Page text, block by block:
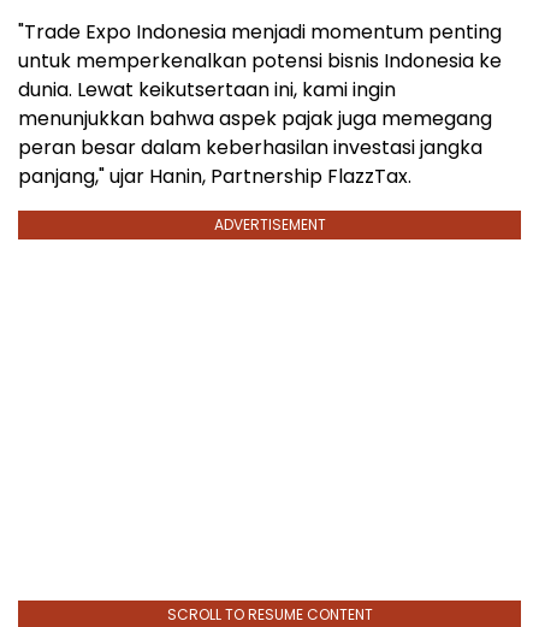
"Trade Expo Indonesia menjadi momentum penting
untuk memperkenalkan potensi bisnis Indonesia ke
dunia. Lewat keikutsertaan ini, kami ingin
menunjukkan bahwa aspek pajak juga memegang
peran besar dalam keberhasilan investasi jangka
panjang," ujar Hanin, Partnership FlazzTax.
ADVERTISEMENT
SCROLL TO RESUME CONTENT